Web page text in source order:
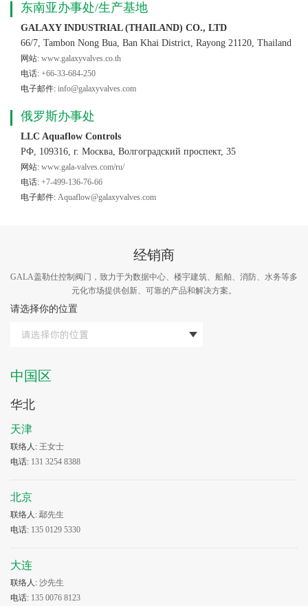
东南亚办事处/生产基地
GALAXY INDUSTRIAL (THAILAND) CO., LTD
66/7, Tambon Nong Bua, Ban Khai District, Rayong 21120, Thailand
网站: www.galaxyvalves.co.th
电话: +66-33-684-250
电子邮件: info@galaxyvalves.com
俄罗斯办事处
LLC Aquaflow Controls
РФ, 109316, г. Москва, Волгоградский проспект, 35
网站: www.gala-valves.com/ru/
电话: +7-499-136-76-66
电子邮件: Aquaflow@galaxyvalves.com
经销商
GALA盖勒仕控制阀门，致力于为数据中心、楼宇建筑、船舶、消防、水务等多
元化市场提供创新、可靠的产品和解决方案。
请选择你的位置
中国区
华北
天津
联络人: 王女士
电话: 131 3254 8388
北京
联络人: 鄢先生
电话: 135 0129 5330
大连
联络人: 沙先生
电话: 135 0076 8123